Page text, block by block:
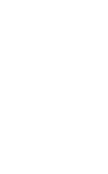
III und
IV das
die
in
zu
dass für